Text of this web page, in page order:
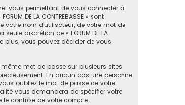
vous permettant de vous connecter à
DE LA CONTREBASSE » sont
nom d’utilisateur, de votre mot de
discrétion de « FORUM DE LA
plus, vous pouvez décider de vous
mot de passe sur plusieurs sites
En aucun cas une personne
oubliez le mot de passe de votre
vous demandera de spécifier votre
le contrôle de votre compte.